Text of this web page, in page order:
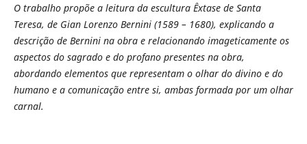
O trabalho propõe a leitura da escultura Êxtase de Santa
Teresa, de Gian Lorenzo Bernini (1589 – 1680), explicando a
descrição de Bernini na obra e relacionando imageticamente os
aspectos do sagrado e do profano presentes na obra,
abordando elementos que representam o olhar do divino e do
humano e a comunicação entre si, ambas formada por um olhar
carnal.